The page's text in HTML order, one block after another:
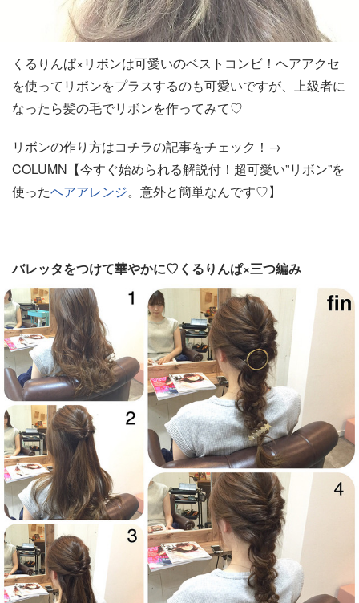
くるりんぱ×リボンは可愛いのベストコンビ！ヘアアクセ
を使ってリボンをプラスするのも可愛いですが、上級者に
なったら髪の毛でリボンを作ってみて♡
リボンの作り方はコチラの記事をチェック！→
COLUMN【今すぐ始められる解説付！超可愛い”リボン”を
使ったヘアアレンジ。意外と簡単なんです♡】
バレッタをつけて華やかに♡くるりんぱ×三つ編み